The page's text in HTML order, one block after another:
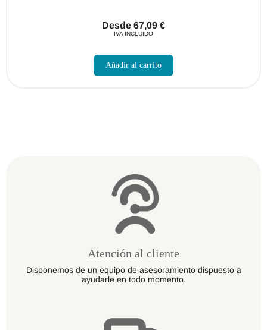
Desde 67,09 €
IVA INCLUIDO
Añadir al carrito
Atención al cliente
Disponemos de un equipo de asesoramiento dispuesto a
ayudarle en todo momento.